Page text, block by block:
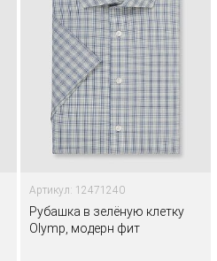
Артикул: 12471240
Рубашка в зелёную клетку
Olymp, модерн фит